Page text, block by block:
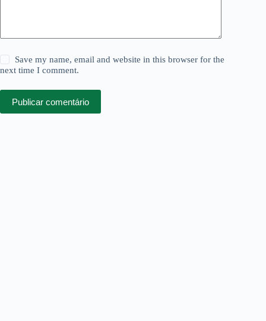
Save my name, email and website in this browser for the
next time I comment.
Publicar comentário